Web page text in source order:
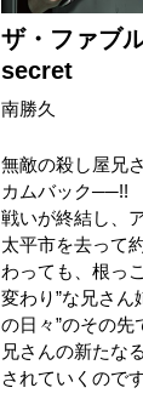
ザ・ファブ
secret
南勝久
無敵の殺し屋兄
カムバック──!!
戦いが終結し、
太平市を去って
わっても、根っ
変わり”な兄さん
の日々”のその先
兄さんの新たな
されていくので